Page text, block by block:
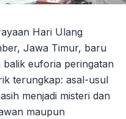
Hari Ulang
Jawa Timur, baru
balik euforia peringatan
terungkap: asal-usul
menjadi misteri dan
maupun